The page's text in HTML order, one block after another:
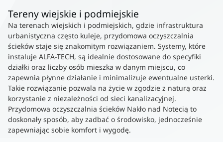
Tereny wiejskie i podmiejskie
Na terenach wiejskich i podmiejskich, gdzie infrastruktura
urbanistyczna często kuleje, przydomowa oczyszczalnia
ścieków staje się znakomitym rozwiązaniem. Systemy, które
instaluje ALFA-TECH, są idealnie dostosowane do specyfiki
działki oraz liczby osób mieszka w danym miejscu, co
zapewnia płynne działanie i minimalizuje ewentualne usterki.
Takie rozwiązanie pozwala na życie w zgodzie z naturą oraz
korzystanie z niezależności od sieci kanalizacyjnej.
Przydomowa oczyszczalnia ścieków Nakło nad Notecią to
doskonały sposób, aby zadbać o środowisko, jednocześnie
zapewniając sobie komfort i wygodę.